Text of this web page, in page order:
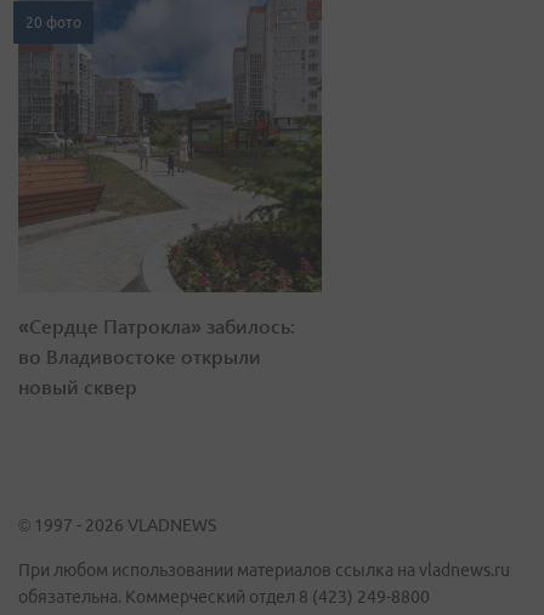
20 фото
«Сердце Патрокла» забилось:
во Владивостоке открыли
новый сквер
© 1997 - 2026 VLADNEWS
При любом использовании материалов ссылка на vladnews.ru
обязательна. Коммерческий отдел 8 (423) 249-8800